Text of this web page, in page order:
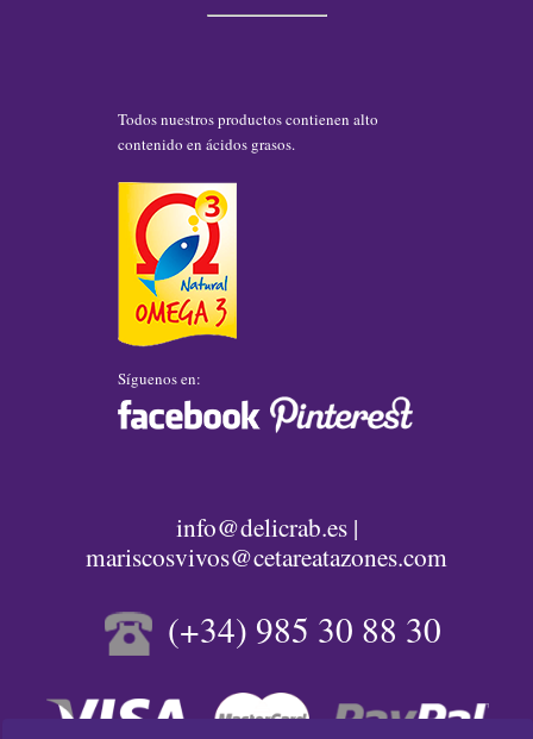
Todos nuestros productos contienen alto
contenido en ácidos grasos.
Síguenos en:
info@delicrab.es |
mariscosvivos@cetareatazones.com
(+34) 985 30 88 30